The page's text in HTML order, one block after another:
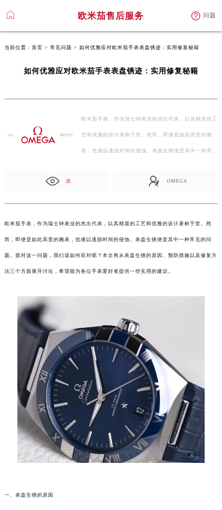
欧米茄售后服务 问题
当前位置： 首页 > 常见问题 > 如何优雅应对欧米茄手表表盘锈迹：实用修复秘籍
如何优雅应对欧米茄手表表盘锈迹：实用修复秘籍
欧米茄手表，作为瑞士钟表业的杰出代表，以其精湛的工
艺和优雅的设计著称于世。然而，即便是如此高贵的腕
表，也难以逃脱时间的侵蚀。表盘生锈便是其中一种常见
次 OMEGA
欧米茄手表，作为瑞士钟表业的杰出代表，以其精湛的工艺和优雅的设计著称于世。然
而，即便是如此高贵的腕表，也难以逃脱时间的侵蚀。表盘生锈便是其中一种常见的问
题。面对这一问题，我们该如何应对呢？本文将从表盘生锈的原因、预防措施以及修复方
法三个方面展开讨论，希望能为各位手表爱好者提供一些实用的建议。
一、表盘生锈的原因